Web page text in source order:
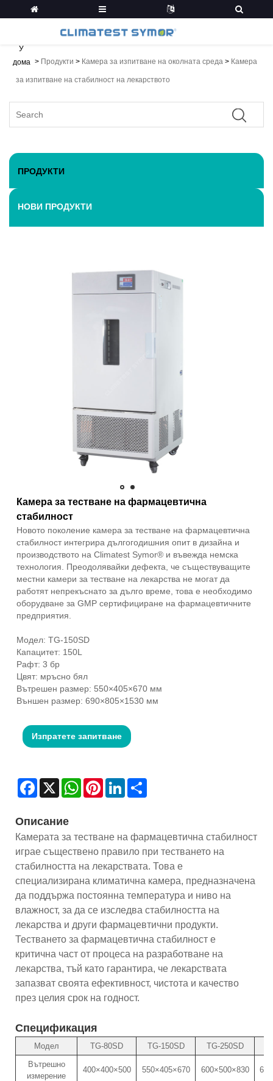
У
дома > Продукти > Камера за изпитване на околната среда > Камера
за изпитване на стабилност на лекарството
ПРОДУКТИ
НОВИ ПРОДУКТИ
Камера за тестване на фармацевтична
стабилност
Новото поколение камера за тестване на фармацевтична
стабилност интегрира дългогодишния опит в дизайна и
производството на Climatest Symor® и въвежда немска
технология. Преодолявайки дефекта, че съществуващите
местни камери за тестване на лекарства не могат да
работят непрекъснато за дълго време, това е необходимо
оборудване за GMP сертифициране на фармацевтичните
предприятия.
Модел: TG-150SD
Капацитет: 150L
Рафт: 3 бр
Цвят: мръсно бял
Вътрешен размер: 550×405×670 мм
Външен размер: 690×805×1530 мм
Изпратете запитване
Facebook
X WhatsAppPinterestLinkedIn
Описание
Камерата за тестване на фармацевтична стабилност
играе съществено правило при тестването на
стабилността на лекарствата. Това е
специализирана климатична камера, предназначена
да поддържа постоянна температура и ниво на
влажност, за да се изследва стабилността на
лекарства и други фармацевтични продукти.
Тестването за фармацевтична стабилност е
критична част от процеса на разработване на
лекарства, тъй като гарантира, че лекарствата
запазват своята ефективност, чистота и качество
през целия срок на годност.
Спецификация
Модел TG-80SD TG-150SD TG-250SD
Вътрешно
измерение
400×400×500 550×405×670 600×500×830